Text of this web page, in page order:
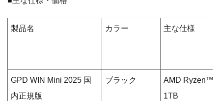
製品名 カラー 主な仕様
GPD WIN Mini 2025 国
内正規版
ブラック
AMD Ryzen™
1TB